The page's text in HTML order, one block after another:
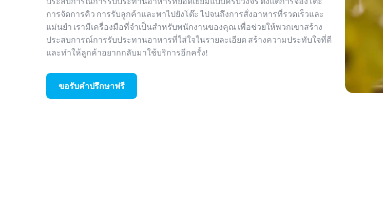
การจัดการคิว การรับลูกค้าและพาไปยังโต๊ะ ไปจนถึงการสั่งอาหารที่รวดเร็วและ
แม่นยำ เรามีเครื่องมือที่จำเป็นสำหรับพนักงานของคุณ เพื่อช่วยให้พวกเขาสร้าง
ประสบการณ์การรับประทานอาหารที่ใส่ใจในรายละเอียด สร้างความประทับใจที่ดี
และทำให้ลูกค้าอยากกลับมาใช้บริการอีกครั้ง!
ขอรับคำปรึกษาฟรี